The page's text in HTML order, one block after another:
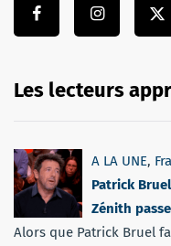
Les lecteurs
A LA UNE,
Patrick
Zénith
Alors que Patrick Bruel